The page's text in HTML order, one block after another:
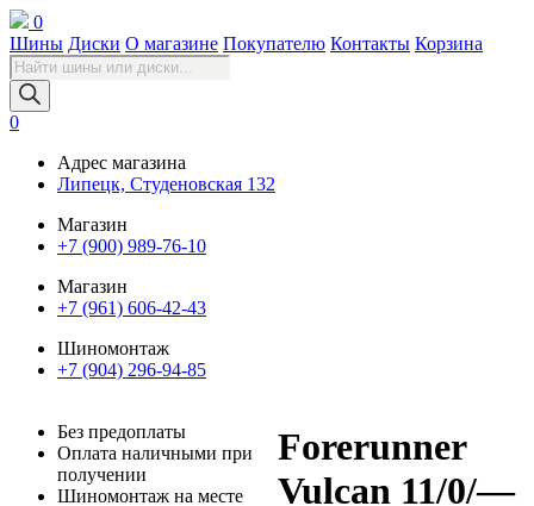
0
Шины Диски О магазине Покупателю Контакты Корзина
Поиск
товаров
0
Адрес магазина
Липецк, Студеновская 132
Магазин
+7 (900) 989-76-10
Магазин
+7 (961) 606-42-43
Шиномонтаж
+7 (904) 296-94-85
Forerunner
Vulcan 11/0/—
Без предоплаты
Оплата наличными при
получении
Шиномонтаж на месте